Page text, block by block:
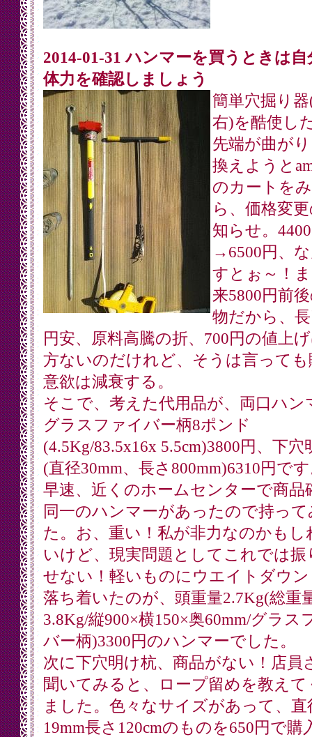
2014-01-31 ハンマーを買うときは自
体力を確認しましょう
簡単穴掘り
右)を酷使し
先端が曲が
換えようと
のカートを
ら、価格変
知らせ。
→6500円、
すとぉ～！
来5800円前
物だから、
円安、原料高騰の折、700円の値上
方ないのだけれど、そうは言っても
意欲は減衰する。
そこで、考えた代用品が、両口ハン
グラスファイバー柄8ポンド
(4.5Kg/83.5x16x 5.5cm)3800円、下穴
(直径30mm、長さ800mm)6310円で
早速、近くのホームセンターで商品
同一のハンマーがあったので持って
た。お、重い！私が非力なのかもし
いけど、現実問題としてこれでは振
せない！軽いものにウエイトダウ
落ち着いたのが、頭重量2.7Kg(総重
3.8Kg/縦900×横150×奥60mm/グラス
バー柄)3300円のハンマーでした。
次に下穴明け杭、商品がない！店員
聞いてみると、ロープ留めを教えて
ました。色々なサイズがあって、直
19mm長さ120cmのものを650円で購